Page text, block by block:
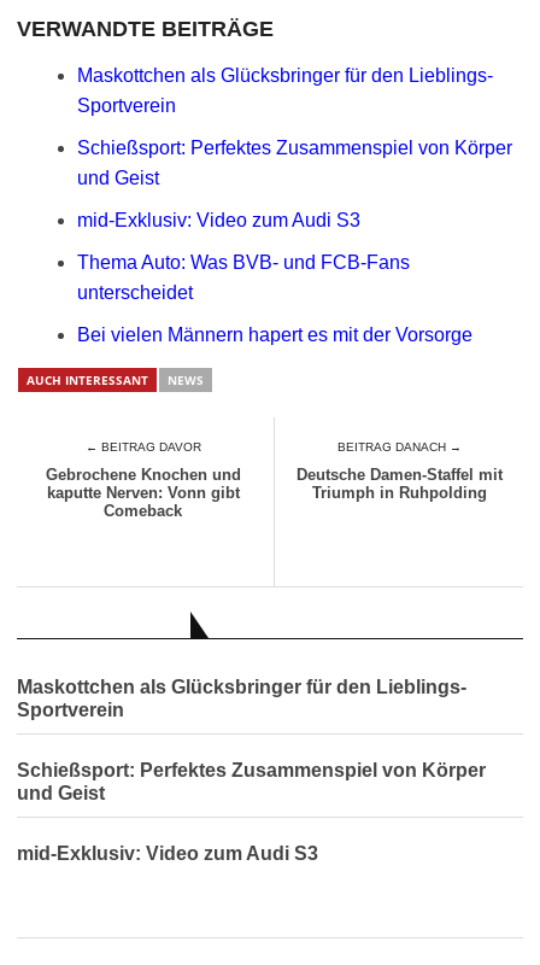
VERWANDTE BEITRÄGE
Maskottchen als Glücksbringer für den Lieblings-
Sportverein
Schießsport: Perfektes Zusammenspiel von Körper
und Geist
mid-Exklusiv: Video zum Audi S3
Thema Auto: Was BVB- und FCB-Fans
unterscheidet
Bei vielen Männern hapert es mit der Vorsorge
AUCH INTERESSANT NEWS
← BEITRAG DAVOR
Gebrochene Knochen und
kaputte Nerven: Vonn gibt
Comeback
BEITRAG DANACH →
Deutsche Damen-Staffel mit
Triumph in Ruhpolding
Maskottchen als Glücksbringer für den Lieblings-
Sportverein
Schießsport: Perfektes Zusammenspiel von Körper
und Geist
mid-Exklusiv: Video zum Audi S3